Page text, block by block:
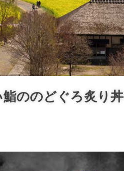
ののどぐろ炙り丼